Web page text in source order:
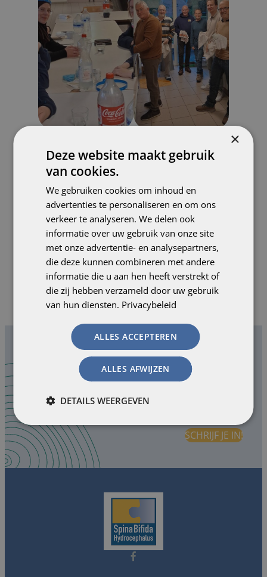
Schrijf je hier in voor onze
onze nieuwsbrief.
SCHRIJF JE IN!
×
Deze website maakt gebruik
van cookies.
We gebruiken cookies om inhoud en
advertenties te personaliseren en om ons
verkeer te analyseren. We delen ook
informatie over uw gebruik van onze site
met onze advertentie- en analysepartners,
die deze kunnen combineren met andere
informatie die u aan hen heeft verstrekt of
die zij hebben verzameld door uw gebruik
van hun diensten. Privacybeleid
ALLES ACCEPTEREN
ALLES AFWIJZEN
DETAILS WEERGEVEN